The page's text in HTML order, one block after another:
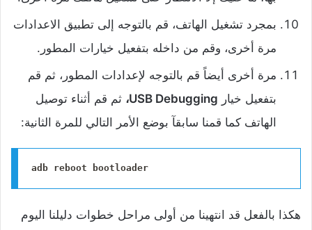
‌بمجرد تشغيل الهاتف، قم بالتوجه إلى تطبيق الاعدادات
مرة أخرى، وقم من داخله بتفعيل خيارات المطور.
‌مرة أخرى أيضاً قم بالتوجه لإعدادات المطور، ثم قم
بتفعيل خيار USB Debugging، ثم قم أثناء توصيل
الهاتف كما قمنا سابقآ بوضع الأمر التالي للمرة الثانية:
adb reboot bootloader
هكذا بالفعل قد انتهينا من أولى مراحل خطوات دليلنا اليوم